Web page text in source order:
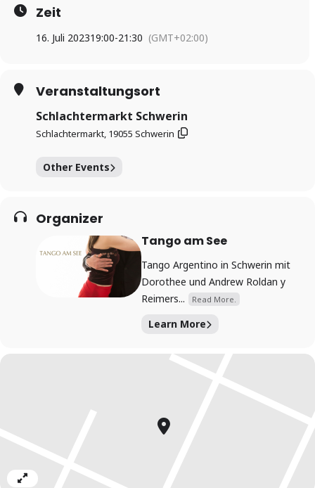
Zeit
16. Juli 202319:00-21:30 (GMT+02:00)
Veranstaltungsort
Schlachtermarkt Schwerin
Schlachtermarkt, 19055 Schwerin
Other Events
Organizer
Tango am See
Tango Argentino in Schwerin mit
Dorothee und Andrew Roldan y
Reimers...
Read More.
Learn More